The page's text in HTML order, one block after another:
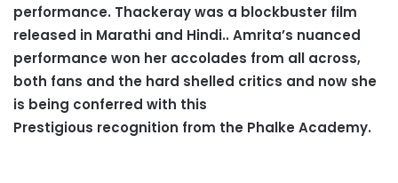
performance. Thackeray was a blockbuster film
released in Marathi and Hindi.. Amrita’s nuanced
performance won her accolades from all across,
both fans and the hard shelled critics and now she
is being conferred with this
Prestigious recognition from the Phalke Academy.